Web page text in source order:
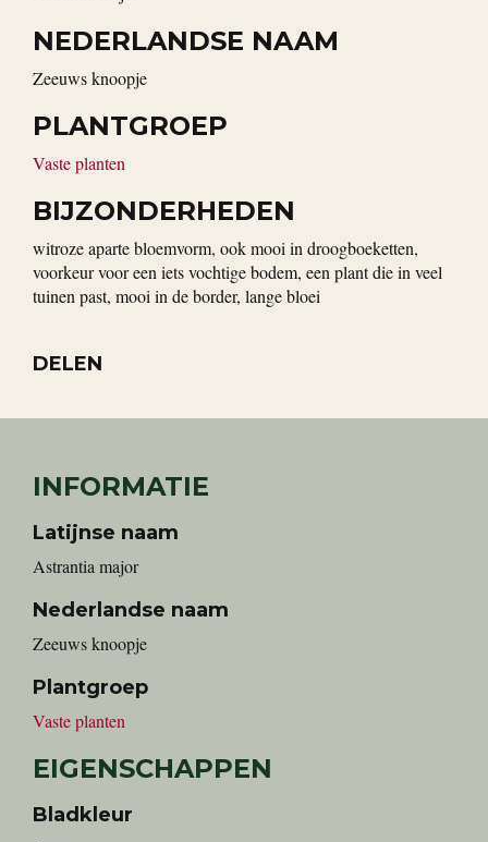
NEDERLANDSE NAAM
zeeuws knoopje
PLANTGROEP
Vaste planten
BIJZONDERHEDEN
witroze aparte bloemvorm, ook mooi in droogboeketten,
voorkeur voor een iets vochtige bodem, een plant die in veel
tuinen past, mooi in de border, lange bloei
DELEN
INFORMATIE
Latijnse naam
Astrantia major
Nederlandse naam
zeeuws knoopje
Plantgroep
Vaste planten
EIGENSCHAPPEN
Bladkleur